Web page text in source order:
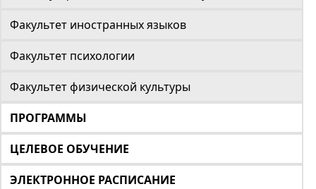
Факультет иностранных языков
Факультет психологии
Факультет физической культуры
ПРОГРАММЫ
ЦЕЛЕВОЕ ОБУЧЕНИЕ
ЭЛЕКТРОННОЕ РАСПИСАНИЕ